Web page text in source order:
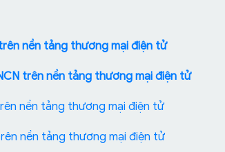
nền tảng thương mại điện tử
trên nền tảng thương mại điện tử
nền tảng thương mại điện tử
nền tảng thương mại điện tử